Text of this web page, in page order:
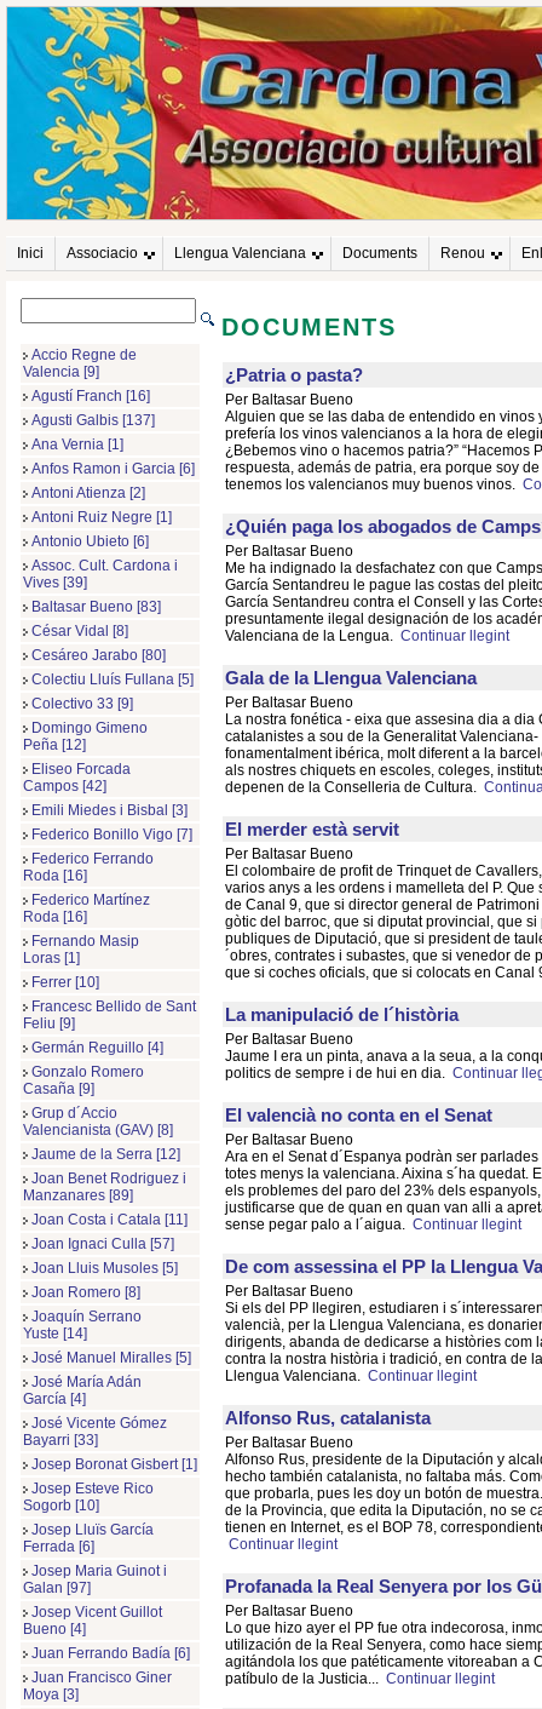
Inici Associacio Llengua Valenciana Documents Renou
Accio Regne de
Valencia [9]
Agustí Franch [16]
Agusti Galbis [137]
Ana Vernia [1]
Anfos Ramon i Garcia [6]
Antoni Atienza [2]
Antoni Ruiz Negre [1]
Antonio Ubieto [6]
Assoc. Cult. Cardona i
Vives [39]
Baltasar Bueno [83]
César Vidal [8]
Cesáreo Jarabo [80]
Colectiu Lluís Fullana [5]
Colectivo 33 [9]
Domingo Gimeno
Peña [12]
Eliseo Forcada
Campos [42]
Emili Miedes i Bisbal [3]
Federico Bonillo Vigo [7]
Federico Ferrando
Roda [16]
Federico Martínez
Roda [16]
Fernando Masip
Loras [1]
Ferrer [10]
Francesc Bellido de Sant
Feliu [9]
Germán Reguillo [4]
Gonzalo Romero
Casaña [9]
Grup d´Accio
Valencianista (GAV) [8]
Jaume de la Serra [12]
Joan Benet Rodriguez i
Manzanares [89]
Joan Costa i Catala [11]
Joan Ignaci Culla [57]
Joan Lluis Musoles [5]
Joan Romero [8]
Joaquín Serrano
Yuste [14]
José Manuel Miralles [5]
José María Adán
García [4]
José Vicente Gómez
Bayarri [33]
Josep Boronat Gisbert [1]
Josep Esteve Rico
Sogorb [10]
Josep Lluïs García
Ferrada [6]
Josep Maria Guinot i
Galan [97]
Josep Vicent Guillot
Bueno [4]
Juan Ferrando Badía [6]
Juan Francisco Giner
Moya [3]
DOCUMENTS
¿Patria o pasta?
Per Baltasar Bueno
Alguien que se las daba de entendido en vinos
prefería los vinos valencianos a la hora de
¿Bebemos vino o hacemos patria?” “Hacemos
respuesta, además de patria, era porque soy
tenemos los valencianos muy buenos vinos.
¿Quién paga los abogados de
Per Baltasar Bueno
Me ha indignado la desfachatez con que
García Sentandreu le pague las costas del
García Sentandreu contra el Consell y las
presuntamente ilegal designación de los
Valenciana de la Lengua. Continuar llegint
Gala de la Llengua Valenciana
Per Baltasar Bueno
La nostra fonética - eixa que assesina dia a dia
catalanistes a sou de la Generalitat
fonamentalment ibérica, molt diferent a la
als nostres chiquets en escoles, coleges,
depenen de la Conselleria de Cultura.
El merder està servit
Per Baltasar Bueno
El colombaire de profit de Trinquet de
varios anys a les ordens i mamelleta del P. Que
de Canal 9, que si director general de
gòtic del barroc, que si diputat provincial, que
publiques de Diputació, que si president de
´obres, contrates i subastes, que si venedor de
que si coches oficials, que si colocats en
La manipulació de l´història
Per Baltasar Bueno
Jaume I era un pinta, anava a la seua, a la
politics de sempre i de hui en dia. Continuar
El valencià no conta en el Senat
Per Baltasar Bueno
Ara en el Senat d´Espanya podràn ser
totes menys la valenciana. Aixina s´ha quedat.
els problemes del paro del 23% dels
justificarse que de quan en quan van alli a
sense pegar palo a l´aigua. Continuar llegint
De com assessina el PP la Llengua
Per Baltasar Bueno
Si els del PP llegiren, estudiaren i
valencià, per la Llengua Valenciana, es
dirigents, abanda de dedicarse a històries com
contra la nostra història i tradició, en contra de
Llengua Valenciana. Continuar llegint
Alfonso Rus, catalanista
Per Baltasar Bueno
Alfonso Rus, presidente de la Diputación y
hecho también catalanista, no faltaba más.
que probarla, pues les doy un botón de
de la Provincia, que edita la Diputación, no se
tienen en Internet, es el BOP 78,
Continuar llegint
Profanada la Real Senyera por los
Per Baltasar Bueno
Lo que hizo ayer el PP fue otra indecorosa,
utilización de la Real Senyera, como hace
agitándola los que patéticamente vitoreaban a
patíbulo de la Justicia... Continuar llegint